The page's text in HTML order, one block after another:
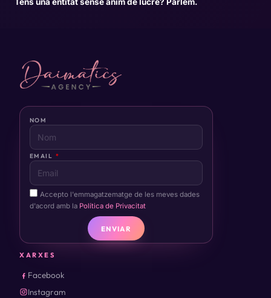
NOM
EMAIL
Accepto l'emmagatzematge de les meves dades
d'acord amb la Política de Privacitat
ENVIAR
XARXES
Facebook
Instagram